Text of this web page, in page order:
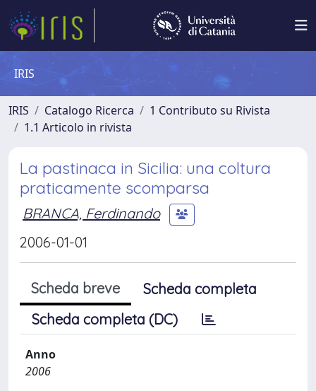
IRIS
IRIS Catalogo Ricerca
1 Contributo su Rivista
1.1 Articolo in rivista
La pastinaca in Sicilia: una coltura
praticamente scomparsa
BRANCA, Ferdinando
2006-01-01
Scheda breve
Scheda completa
Scheda completa (DC)
Anno
2006